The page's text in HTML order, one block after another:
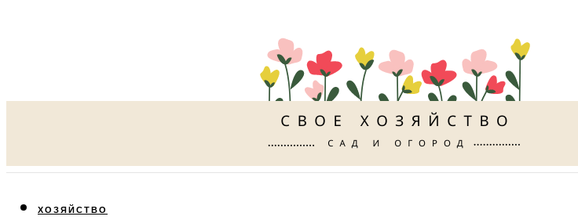
ХОЗЯЙСТВО